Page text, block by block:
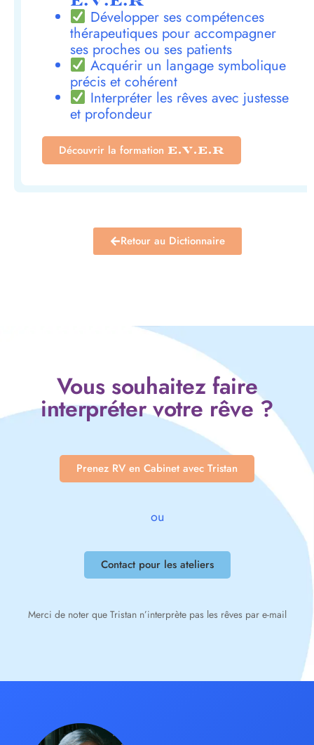
Développer ses compétences
thérapeutiques pour accompagner
ses proches ou ses patients
Acquérir un langage symbolique
précis et cohérent
Interpréter les rêves avec justesse
et profondeur
Découvrir la formation E.V.E.R
Retour au Dictionnaire
Vous souhaitez faire
interpréter votre rêve ?
Prenez RV en Cabinet avec Tristan
ou
Contact pour les ateliers
Merci de noter que Tristan n’interprète pas les rêves par e-mail